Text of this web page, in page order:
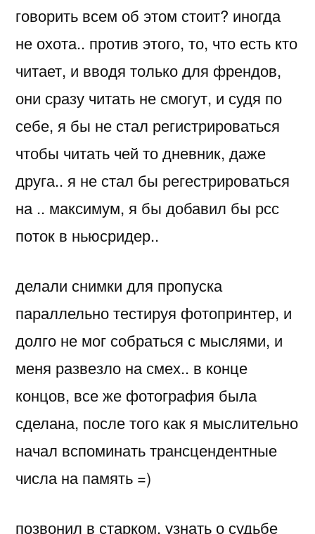
говорить всем об этом стоит? иногда
не охота.. против этого, то, что есть кто
читает, и вводя только для френдов,
они сразу читать не смогут, и судя по
себе, я бы не стал регистрироваться
чтобы читать чей то дневник, даже
друга.. я не стал бы регестрироваться
на .. максимум, я бы добавил бы рсс
поток в ньюсридер..
делали снимки для пропуска
параллельно тестируя фотопринтер, и
долго не мог собраться с мыслями, и
меня развезло на смех.. в конце
концов, все же фотография была
сделана, после того как я мыслительно
начал вспоминать трансцендентные
числа на память =)
позвонил в старком, узнать о судьбе